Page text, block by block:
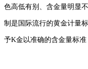
色高低有别、含金量明显
制是国际流行的黄金计量
予K金以准确的含金量标准